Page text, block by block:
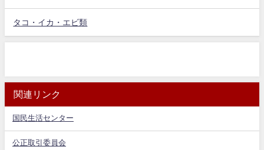
タコ・イカ・エビ類
関連リンク
国民生活センター
公正取引委員会